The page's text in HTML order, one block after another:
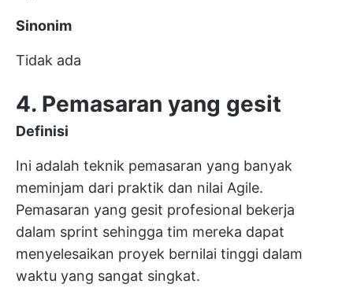
Sinonim
Tidak ada
4. Pemasaran yang gesit
Definisi
Ini adalah teknik pemasaran yang banyak
meminjam dari praktik dan nilai Agile.
Pemasaran yang gesit profesional bekerja
dalam sprint sehingga tim mereka dapat
menyelesaikan proyek bernilai tinggi dalam
waktu yang sangat singkat.